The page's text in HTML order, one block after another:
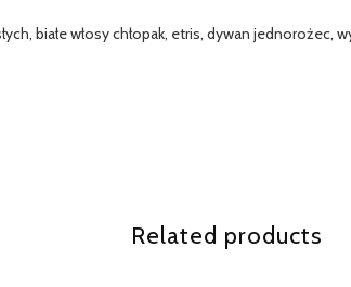
białe włosy chłopak, etris, dywan jednorożec,
Related products